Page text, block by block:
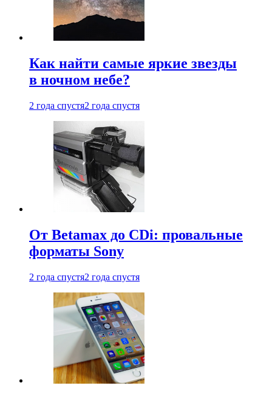
Как найти самые яркие звезды
в ночном небе?
2 года спустя2 года спустя
От Betamax до CDi: провальные
форматы Sony
2 года спустя2 года спустя